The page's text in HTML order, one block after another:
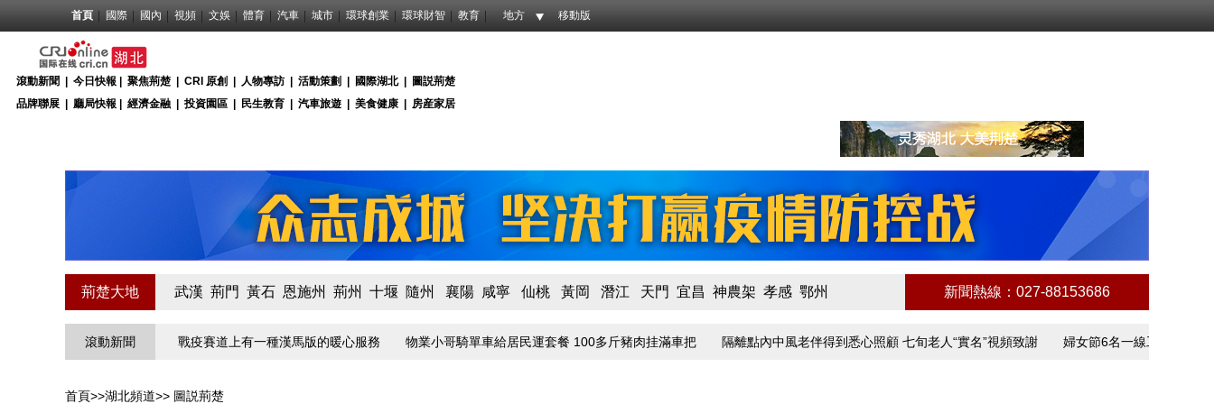
首頁 國際 國內 視頻 文娛 體育 汽車 城市 環球創業 環球財智 教育 地方 移動版
滾動新聞 今日快報 聚焦荊楚 CRI 原創 人物專訪 活動策劃 國際湖北|
圖説荊楚
品牌聯展
廳局快報 經濟金融 投資園區 民生教育 汽車旅遊 美食健康 房産家居
荊楚大地 武漢 荊門 黃石 恩施州 荊州 十堰 隨州 襄陽 咸寧 仙桃 黃岡 潛江 天門 宜昌 神農架 孝感 鄂州 新聞熱線：027-88153686
滾動新聞
第一關的“疫”線守門員 戰疫賽道上有一種漢馬版的暖心服務 物業小哥騎單車給居民運套餐 100多斤豬肉挂滿車把 隔離點內中風老伴得到悉心照顧 七旬老人“實名”視頻致謝 婦女節6名一線工作者講述抗
首頁>>湖北頻道>> 圖説荊楚